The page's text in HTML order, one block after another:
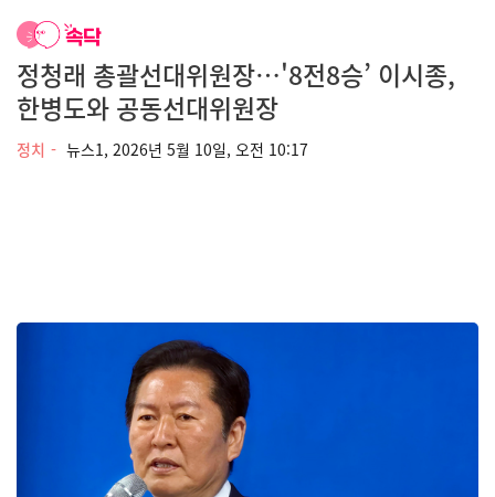
정청래 총괄선대위원장…'8전8승’ 이시종,
한병도와 공동선대위원장
정치 뉴스1, 2026년 5월 10일, 오전 10:17